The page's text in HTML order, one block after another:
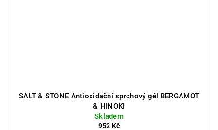
SALT & STONE Antioxidační sprchový gél BERGAMOT
& HINOKI
Skladem
952 Kč